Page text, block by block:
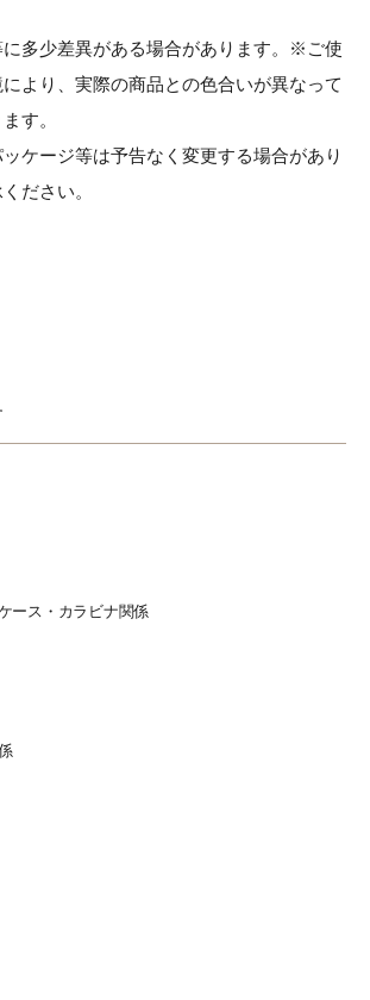
多少差異がある場合があります。※ご使
より、実際の商品との色合いが異なって
す。
ケージ等は予告なく変更する場合があり
ださい。
ース・カラビナ関係